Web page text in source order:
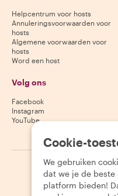
Helpcentrum voor hosts
Annuleringsvoorwaarden voor
hosts
Algemene voorwaarden voor
hosts
Word een host
Volg ons
Facebook
Instagram
YouTube
2026 Withlocals.com
Cookie-
We gebruiken
dat we je de beste
platform bieden!